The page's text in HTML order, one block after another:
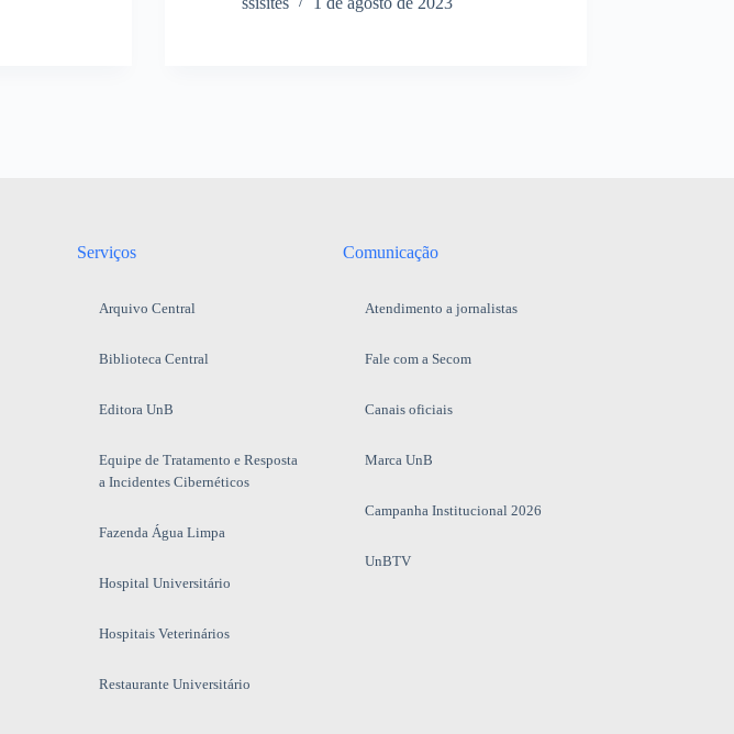
Serviços
Arquivo Central
Biblioteca Central
Editora UnB
Equipe de Tratamento e Resposta
a Incidentes Cibernéticos
Fazenda Água Limpa
Hospital Universitário
Hospitais Veterinários
Restaurante Universitário
Comunicação
Atendimento a jornalistas
Fale com a Secom
Canais oficiais
Marca UnB
Campanha Institucional 2026
UnBTV